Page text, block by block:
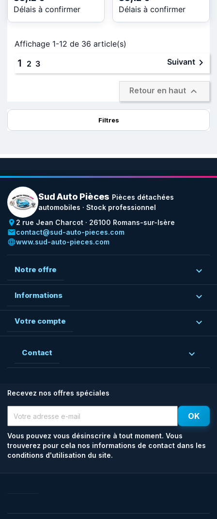
Délais à confirmer Délais à confirmer
Affichage 1-12 de 36 article(s)
1 2 3 Suivant 
Retour en haut 
Filtres
Sud Auto Pièces Pièces détachées
automobiles · Stock professionnel
place 2 rue Jean Charcot · 26100 Romans-sur-Isère
emailcontact@sud-auto-pieces.com
languagewww.sud-auto-pieces.com
Notre offre 
Informations 
Votre compte 
Contact 
Recevez nos offres spéciales
Vous pouvez vous désinscrire à tout moment. Vous
trouverez pour cela nos informations de contact dans les
conditions d'utilisation du site.